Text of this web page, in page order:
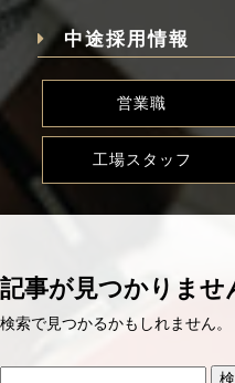
中途採用情報
営業職
工場スタッフ
記事が見つかりませ
検索で見つかるかもしれません。